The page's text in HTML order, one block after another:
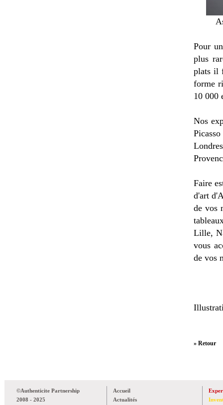
Pour
plus
plats il
forme
10 000
Nos
Faire
d'art
de vos
Lille,
vous
de vos
» Retour
©Authenticite Partnership
2008 - 2025
Accueil
Actualités